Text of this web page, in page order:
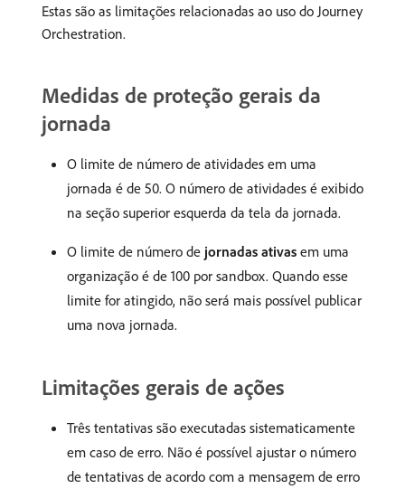
Estas são as limitações relacionadas ao uso do Journey
Orchestration.
Medidas de proteção gerais da
jornada
O limite de número de atividades em uma
jornada é de 50. O número de atividades é exibido
na seção superior esquerda da tela da jornada.
O limite de número de jornadas ativas em uma
organização é de 100 por sandbox. Quando esse
limite for atingido, não será mais possível publicar
uma nova jornada.
Limitações gerais de ações
Três tentativas são executadas sistematicamente
em caso de erro. Não é possível ajustar o número
de tentativas de acordo com a mensagem de erro